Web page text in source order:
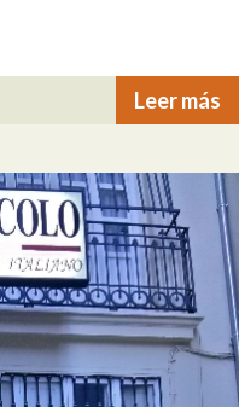
Leer más